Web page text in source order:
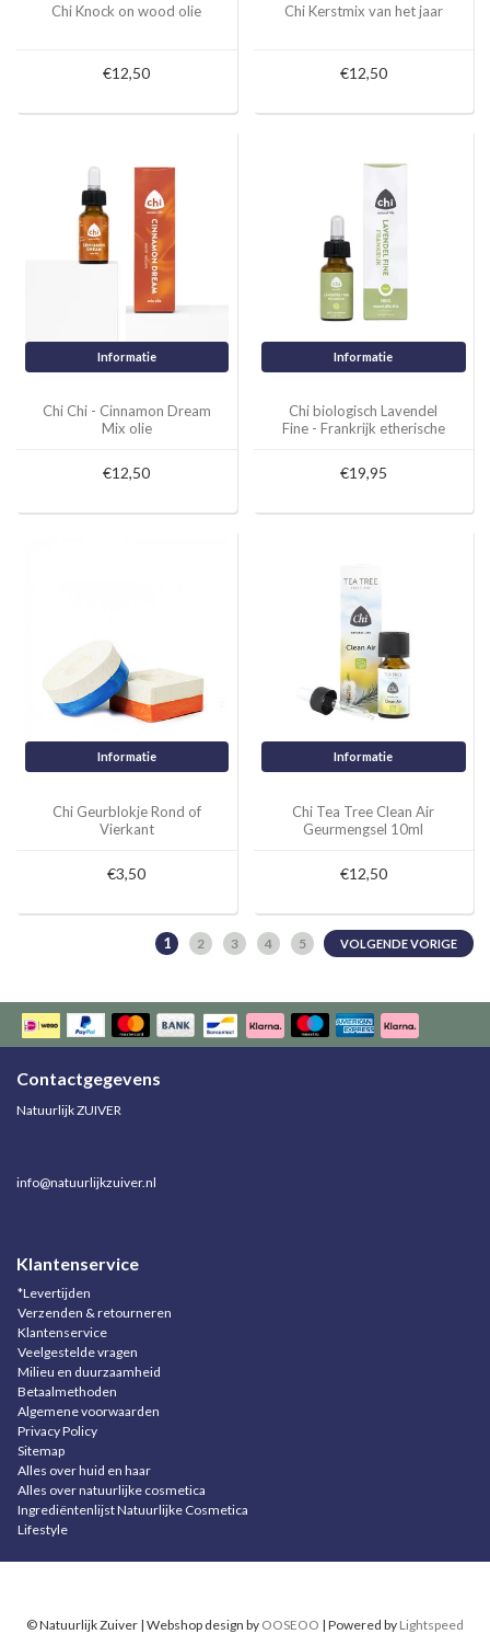
Chi Knock on wood olie
€12,50
Chi Kerstmix van het jaar
€12,50
Informatie
Chi Chi - Cinnamon Dream
Mix olie
€12,50
Informatie
Chi biologisch Lavendel
Fine - Frankrijk etherische
€19,95
Informatie
Chi Geurblokje Rond of
Vierkant
€3,50
Informatie
Chi Tea Tree Clean Air
Geurmengsel 10ml
€12,50
1 2 3 4 5 VOLGENDE VORIGE
Contactgegevens
Natuurlijk ZUIVER
info@natuurlijkzuiver.nl
Klantenservice
*Levertijden
Verzenden & retourneren
Klantenservice
Veelgestelde vragen
Milieu en duurzaamheid
Betaalmethoden
Algemene voorwaarden
Privacy Policy
Sitemap
Alles over huid en haar
Alles over natuurlijke cosmetica
Ingrediëntenlijst Natuurlijke Cosmetica
Lifestyle
© Natuurlijk Zuiver | Webshop design by OOSEOO | Powered by Lightspeed